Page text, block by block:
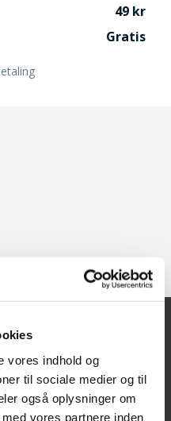
vores indhold og
til sociale medier og til
også oplysninger om
vores partnere inden
49
Gratis